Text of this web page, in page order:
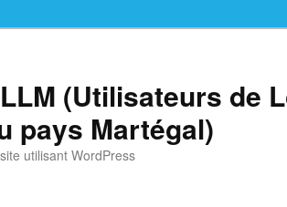
(Utilisateurs de
pays Martégal)
utilisant WordPress